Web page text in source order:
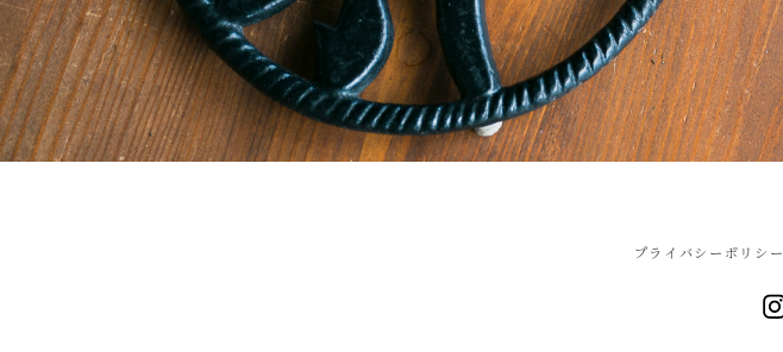
プライバシーポリシー